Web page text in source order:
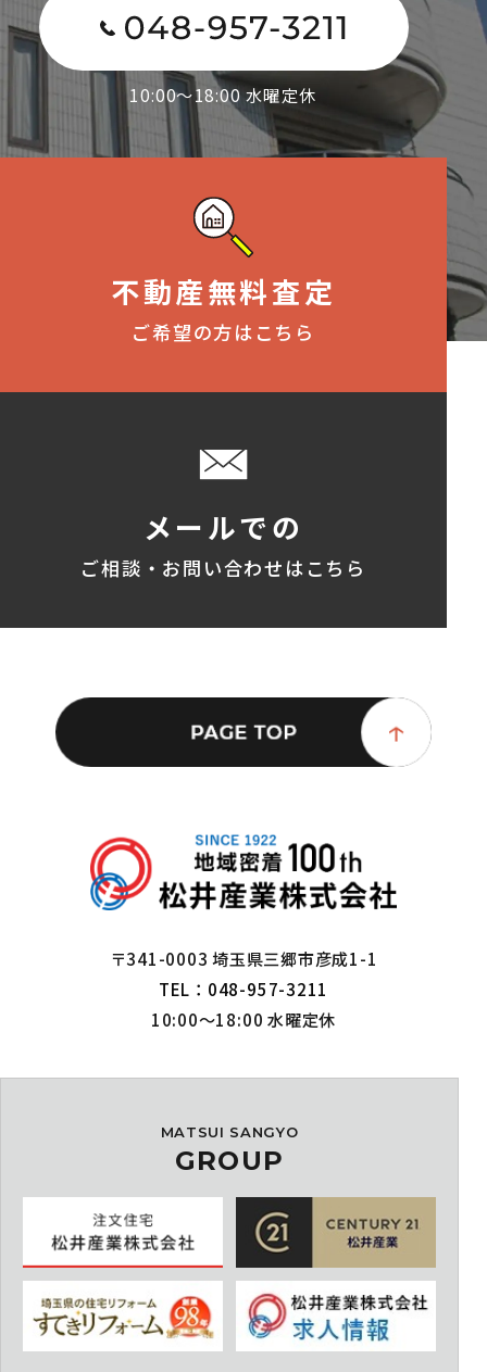
10:00～18:00 水曜定休
不動産無料査定
ご希望の方はこちら
メールでの
ご相談・お問い合わせはこちら
〒341-0003 埼玉県三郷市彦成1-1
TEL：048-957-3211
10:00～18:00 水曜定休
MATSUI SANGYO
GROUP